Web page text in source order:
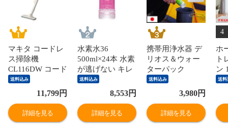
マキタ コードレ
ス掃除機
CL116DW コード
レスクリーナー
リチウムイオン
充電式クリーナ
ー 沖縄・離島配
送不可
送料込み
11,799円
詳細を見る
水素水36
500ml×24本 水素
が逃げない キレ
イ生活 水素濃度
従来の3倍 清涼
飲料水 超天然軟
水 高賀の森水 奥
長良川名水
送料込み
8,553円
詳細を見る
携帯用浄水器 デ
リオス＆ウォー
ターパック
Deliosセット ペ
ットボトル浄水
避難用品 地震対
策 防災グッズ ア
ウトドア SD9S-2
送料込み
3,980円
詳細を見る
4
ホ
ト
ン
枚
送料